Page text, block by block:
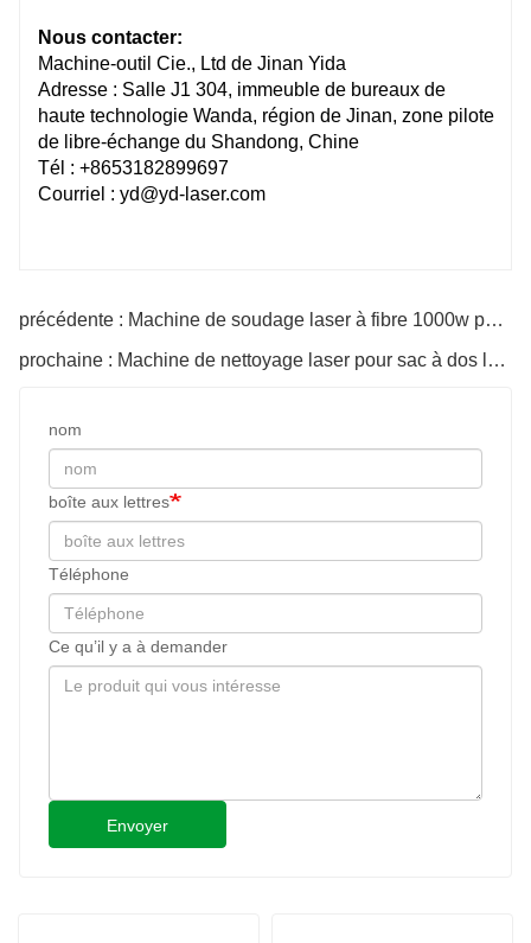
Nous contacter:
Machine-outil Cie., Ltd de Jinan Yida
Adresse : Salle J1 304, immeuble de bureaux de
haute technologie Wanda, région de Jinan, zone pilote
de libre-échange du Shandong, Chine
Tél : +8653182899697
Courriel : yd@yd-laser.com
précédente : Machine de soudage laser à fibre 1000w pour métal avec ordinateur de poche
prochaine : Machine de nettoyage laser pour sac à dos la moins chère Coût de la machine de nettoyage laser
nom
boîte aux lettres
Téléphone
Ce qu’il y a à demander
Envoyer